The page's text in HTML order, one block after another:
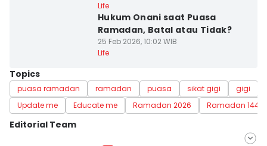
Life
Hukum Onani saat Puasa
Ramadan, Batal atau Tidak?
25 Feb 2026, 10:02 WIB
Life
Topics
puasa ramadan ramadan puasa sikat gigi gigi
Update me
Educate me Ramadan 2026 Ramadan 1447
Editorial Team